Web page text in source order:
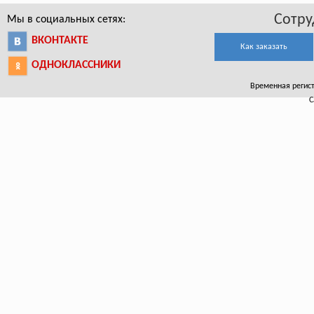
Мы в социальных сетях:
ВКОНТАКТЕ
ОДНОКЛАССНИКИ
Как заказать
Временная